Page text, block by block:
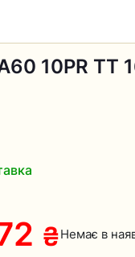
10PR TT
₴Немає в